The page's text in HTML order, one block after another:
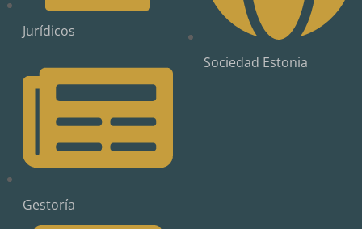
Jurídicos
Gestoría
Sociedad Estonia